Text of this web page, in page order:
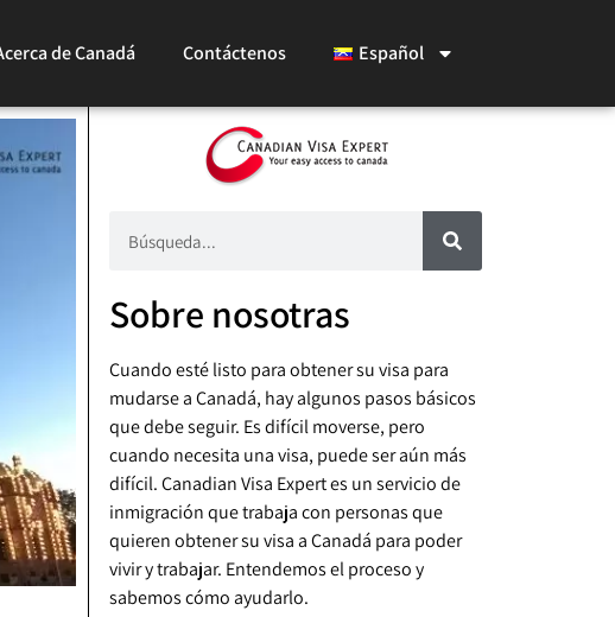
de Canadá Contáctenos Español
Sobre nosotras
Cuando esté listo para obtener su visa para
mudarse a Canadá, hay algunos pasos básicos
que debe seguir. Es difícil moverse, pero
cuando necesita una visa, puede ser aún más
difícil. Canadian Visa Expert es un servicio de
inmigración que trabaja con personas que
quieren obtener su visa a Canadá para poder
vivir y trabajar. Entendemos el proceso y
sabemos cómo ayudarlo.